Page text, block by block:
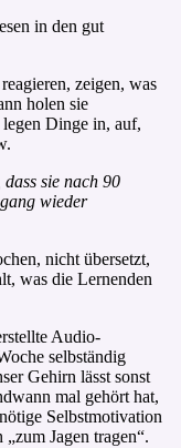
in den gut
zeigen, was
holen sie
Dinge in, auf,
sie nach 90
wieder
nicht übersetzt,
was die Lernenden
Audio-
selbständig
Gehirn lässt sonst
mal gehört hat,
Selbstmotivation
Jagen tragen“.